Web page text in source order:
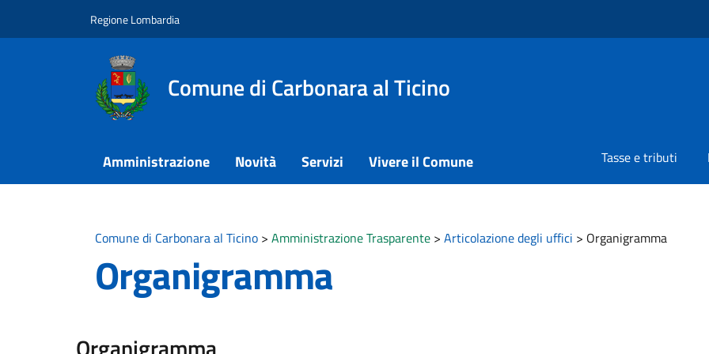
Regione Lombardia
Comune di Carbonara al Ticino
Amministrazione Novità Servizi Vivere il Comune Tasse e tributi
Comune di Carbonara al Ticino > Amministrazione Trasparente > Articolazione degli uffici > Organigramma
Organigramma